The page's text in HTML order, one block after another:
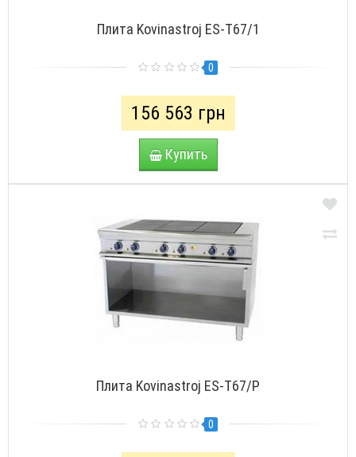
Плита Kovinastroj ES-Т67/1
0
156 563 грн
Купить
Плита Kovinastroj ES-Т67/P
0